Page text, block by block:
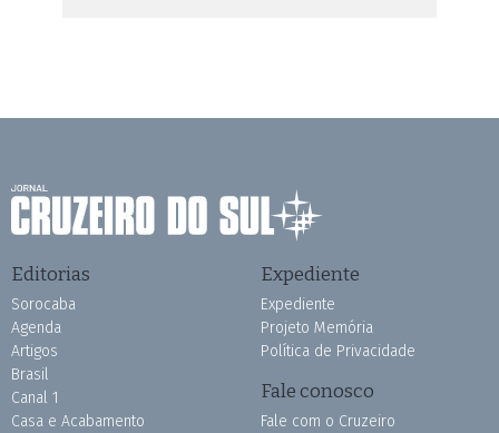
Editorias
Sorocaba
Agenda
Artigos
Brasil
Canal 1
Casa e Acabamento
Expediente
Expediente
Projeto Memória
Política de Privacidade
Fale conosco
Fale com o Cruzeiro